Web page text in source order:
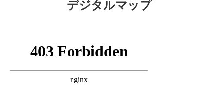
デジタルマップ